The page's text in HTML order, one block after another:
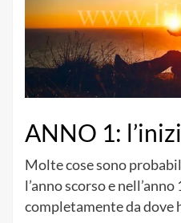
ANNO 1:
Molte cose sono
l’anno scorso e
completamente da dove